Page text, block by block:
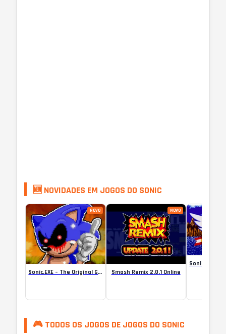
🆕 NOVIDADES EM JOGOS DO SONIC
NOVO
Sonic.EXE – The Original Game Online
NOVO
Smash Remix 2.0.1 Online
🎮 TODOS OS JOGOS DE JOGOS DO SONIC